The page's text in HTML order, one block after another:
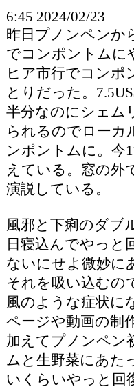
6:45 2024/02/23
昨日プノンペンか
でコンポントムに
ヒア市行でコンポ
とりだった。
半分なのにシェム
られるのでローカ
ンポントムに。今
えている。窓の外
演説している。
風邪と下痢のダブ
日寝込んでやっと
ないにせよ微妙に
それを吸い込むの
風のような症状に
ページや動画の制
加えてプノンペン
ムと生野菜にあた
いくらいやっと回